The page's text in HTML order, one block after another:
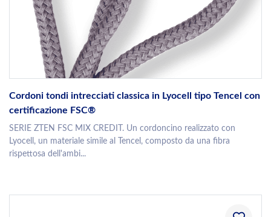
Cordoni tondi intrecciati classica in Lyocell tipo Tencel con
certificazione FSC®
SERIE ZTEN FSC MIX CREDIT. Un cordoncino realizzato con
Lyocell, un materiale simile al Tencel, composto da una fibra
rispettosa dell'ambi...